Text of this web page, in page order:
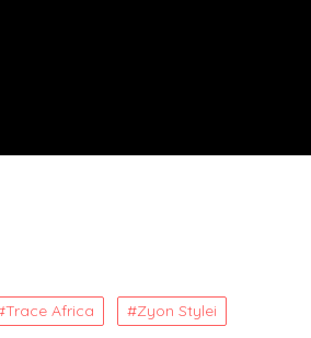
Trace Africa Zyon Stylei